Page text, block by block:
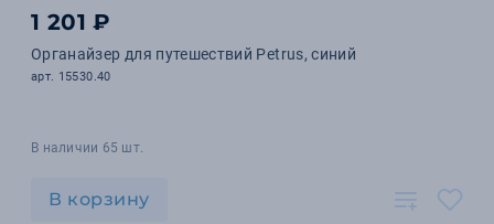
1 201 ₽
Органайзер для путешествий Petrus, синий
арт. 15530.40
В наличии 65 шт.
В корзину